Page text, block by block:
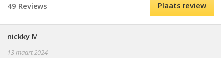
49 Reviews Plaats review
nickky M
13 maart 2024